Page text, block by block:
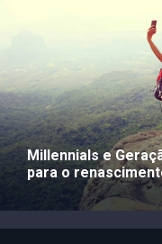
Millennials e
para o